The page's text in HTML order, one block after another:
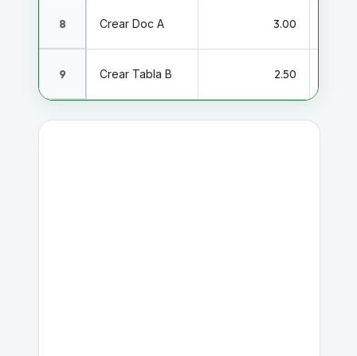
8 Crear Doc A 3.00
9 Crear Tabla B 2.50